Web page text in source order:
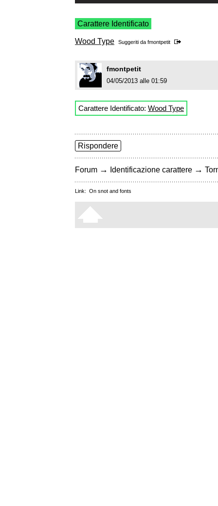
Carattere Identificato
Wood Type Suggeriti da fmontpetit
fmontpetit
04/05/2013 alle 01:59
Carattere Identificato: Wood Type
Rispondere
Forum → Identificazione carattere →
Link: On snot and fonts